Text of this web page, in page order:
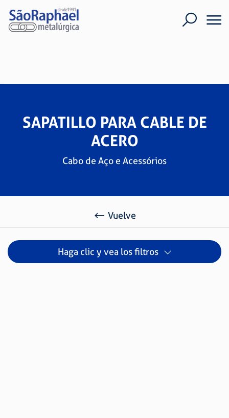
SAPATILLO PARA CABLE DE
ACERO
Cabo de Aço e Acessórios
Vuelve
Haga clic y vea los filtros